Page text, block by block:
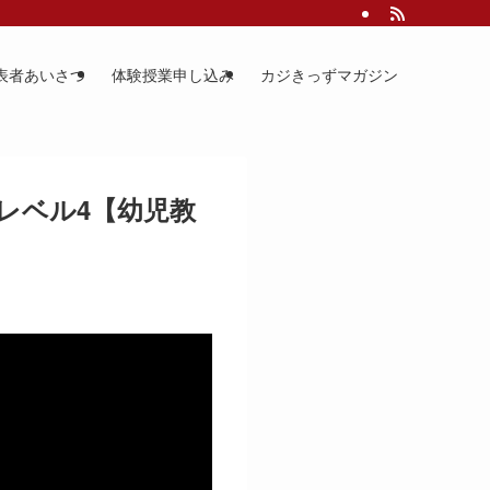
者あいさつ 体験授業申し込み カジきっずマガジン
ベル4【幼児教